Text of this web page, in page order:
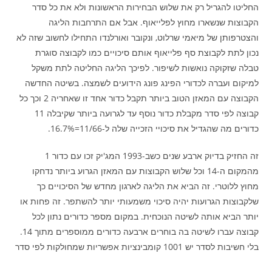
החליטו להגריל רק את שלוש הבחירות הראשונות ולא את כל סדר
הקבוצות שנשארו מחוץ לפלייאוף. אבל אם התרחבות הליגה
והצטרפותן של מיאמי שרלוט, ונקובר ואורלנדו התחילו לחשוב שזה לא
נכון לתת לקבוצת סף פלייאוף אותם סיכויים כמו לקבוצה סוגרת
טבלה שזקוקה נואשות לשיפור. לפיכך הליגה החליטה לתת משקל
למיקום ועברה לכדורי הפינג פונג הידועים לשמצה. בשיטה החדשה
הקבוצה עם המאזן הטוב ביותר תקבל כדור אחד זו שאחריה 2 וכך כל
קבוצה לפי סדר מקבלת כדור נוסף עד לגרועה ביותר שקיבלה 11
כדורים מה שהגדיל את סיכויי הזכייה שלה ל-11/66=16.7%.
זה החזיק בדיוק ארבע שנים כשב-1993 המג'יק זכו עם כדור 1
מהמקום ה-14 וכל שלוש הקבוצות עם המאזן הגרוע ביותר נדחקו
מחוץ ללוטרי. זה הביא את הליגה לארגון מחדש של הסיכויים כך
שלקבוצות הגרועות יהיה סיכוי משמעותי יותר להשתפר. זה פחות או
יותר הביא אותה לשיטה הנוכחית. במקום מספר כדורים נתון לכל
קבוצה עברו לשיטה בה בוחרים ארבעה כדורים ממוספרים מתוך 14.
בלי חשיבות לסדר יש 1001 קומבינציות אפשריות שמחולקות לפי סדר